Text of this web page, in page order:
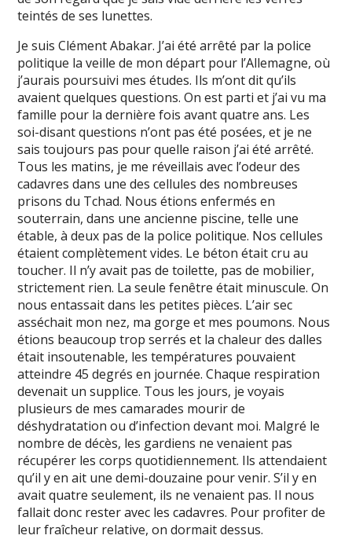
teintés de ses lunettes.
Je suis Clément Abakar. J’ai été arrêté par la police
politique la veille de mon départ pour l’Allemagne, où
j’aurais poursuivi mes études. Ils m’ont dit qu’ils
avaient quelques questions. On est parti et j’ai vu ma
famille pour la dernière fois avant quatre ans. Les
soi-disant questions n’ont pas été posées, et je ne
sais toujours pas pour quelle raison j’ai été arrêté.
Tous les matins, je me réveillais avec l’odeur des
cadavres dans une des cellules des nombreuses
prisons du Tchad. Nous étions enfermés en
souterrain, dans une ancienne piscine, telle une
étable, à deux pas de la police politique. Nos cellules
étaient complètement vides. Le béton était cru au
toucher. Il n’y avait pas de toilette, pas de mobilier,
strictement rien. La seule fenêtre était minuscule. On
nous entassait dans les petites pièces. L’air sec
asséchait mon nez, ma gorge et mes poumons. Nous
étions beaucoup trop serrés et la chaleur des dalles
était insoutenable, les températures pouvaient
atteindre 45 degrés en journée. Chaque respiration
devenait un supplice. Tous les jours, je voyais
plusieurs de mes camarades mourir de
déshydratation ou d’infection devant moi. Malgré le
nombre de décès, les gardiens ne venaient pas
récupérer les corps quotidiennement. Ils attendaient
qu’il y en ait une demi-douzaine pour venir. S’il y en
avait quatre seulement, ils ne venaient pas. Il nous
fallait donc rester avec les cadavres. Pour profiter de
leur fraîcheur relative, on dormait dessus.